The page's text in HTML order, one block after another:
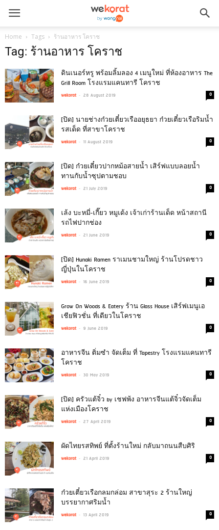
Home Tags ร้านอาหาร โคราช
Tag: ร้านอาหาร โคราช
ดินเนอร์หรู พร้อมลิ้มลอง 4 เมนูใหม่ ที่ห้องอาหาร The
Grill Room โรงแรมแคนทารี โคราช
wekorat - 28 August 2019 0
[ปิด] นายช่างก๋วยเตี๋ยวเรืออยุธยา ก๋วยเตี๋ยวเรือริมน้ำ
รสเด็ด ที่สาขาโคราช
wekorat - 11 August 2019 0
[ปิด] ก๋วยเตี๋ยวปากหม้อสายน้ำ เสิร์ฟแบบลอยน้ำ
ทานกับน้ำซุปตามชอบ
wekorat - 21 July 2019 0
เล้ง บะหมี่-เกี๊ยว หมูเด้ง เจ้าเก่าร้านเด็ด หน้าสถานี
รถไฟปากช่อง
wekorat - 21 June 2019 0
[ปิด] Hunaki Ramen ราเมนชามใหญ่ ร้านโปรดชาว
ญี่ปุ่นในโคราช
wekorat - 16 June 2019 0
Grow On Woods & Eatery ร้าน Glass House เสิร์ฟเมนูเอ
เชียฟิวชั่น ที่เดียวในโคราช
wekorat - 9 June 2019 0
อาหารจีน ติ่มซำ จัดเต็ม ที่ Tapestry โรงแรมแคนทารี
โคราช
wekorat - 30 May 2019 0
[ปิด] ครัวแต้จิ๋ว by เชฟพ้ง อาหารจีนแต้จิ๋วจัดเต็ม
แห่งเมืองโคราช
wekorat - 27 April 2019 0
ผัดไทยรสทิพย์ ที่ตั้งร้านใหม่ กลับมาถนนสืบศิริ
wekorat - 21 April 2019 0
ก๋วยเตี๋ยวเรือกลมกล่อม สาขาสุระ 2 ร้านใหญ่
บรรยากาศริมน้ำ
wekorat - 13 April 2019 0